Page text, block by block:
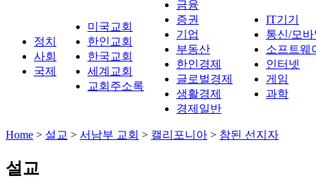
정치
사회
국제
미국교회
한인교회
한국교회
세계교회
교회주소록
금융
증권
기업
부동산
한인경제
글로벌경제
생활경제
경제일반
IT기기
통신/모
소프트웨
인터넷
게임
과학
Home > 설교 > 서남부 교회 > 캘리포니아 > 참된 선지자
설교